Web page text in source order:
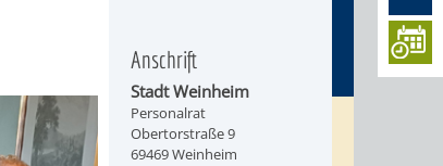
Anschrift
Stadt Weinheim
Personalrat
Obertorstraße 9
69469 Weinheim